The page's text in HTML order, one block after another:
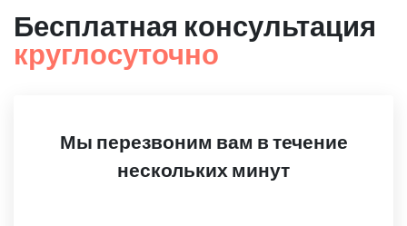
Бесплатная консультация
круглосуточно
Мы перезвоним вам в течение
нескольких минут